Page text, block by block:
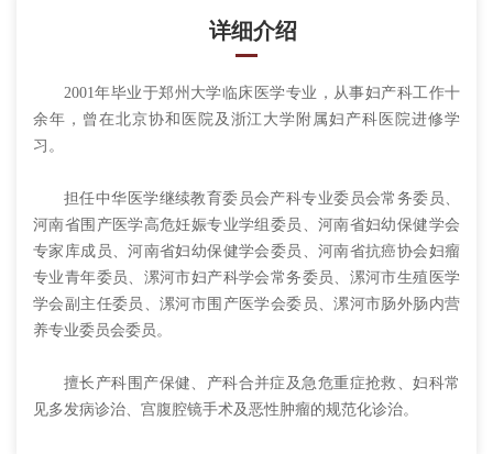
详细介绍
2001年毕业于郑州大学临床医学专业，从事妇产科工作十
余年，曾在北京协和医院及浙江大学附属妇产科医院进修学
习。
担任中华医学继续教育委员会产科专业委员会常务委员、
河南省围产医学高危妊娠专业学组委员、河南省妇幼保健学会
专家库成员、河南省妇幼保健学会委员、河南省抗癌协会妇瘤
专业青年委员、漯河市妇产科学会常务委员、漯河市生殖医学
学会副主任委员、漯河市围产医学会委员、漯河市肠外肠内营
养专业委员会委员。
擅长产科围产保健、产科合并症及急危重症抢救、妇科常
见多发病诊治、宫腹腔镜手术及恶性肿瘤的规范化诊治。